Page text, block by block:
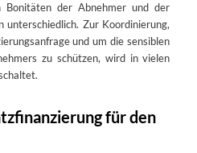
Bonitäten der Abnehmer und der
unterschiedlich. Zur Koordinierung,
und um die sensiblen
zu schützen, wird in vielen
für den